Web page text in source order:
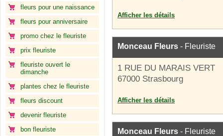
fleurs pour une naissance
fleurs pour anniversaire
promo chez le fleuriste
prix fleuriste
fleuriste ouvert le
dimanche
plantes chez le fleuriste
fleurs discount
devenir fleuriste
bon fleuriste
Afficher les détails
Monceau Fleurs - Fleuriste
1 RUE DU MARAIS VERT
67000 Strasbourg
Afficher les détails
Monceau Fleurs - Fleuriste